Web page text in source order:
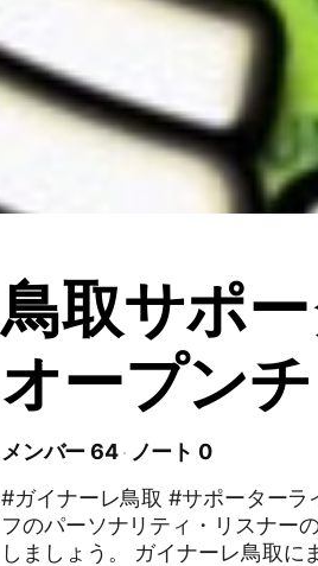
鳥取サポ
オープン
メンバー 64
ノート 0
#ガイナーレ鳥取 #サポーター
フのパーソナリティ・リスナー
しましょう。 ガイナーレ鳥取に